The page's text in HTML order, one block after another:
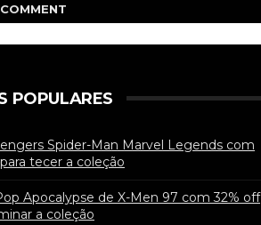
COMMENT
POPULARES
Spider-Man Marvel Legends com
tecer a coleção
Apocalypse de X-Men 97 com 32% off
a coleção